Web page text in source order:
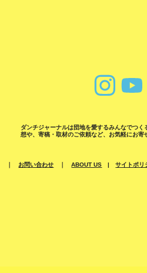
お問い合わせ ｜ABOUT US |サイトポリ
ダンチジャーナルは団地を愛するみんなでつ
想や、寄稿・取材のご依頼など、お気軽にお寄